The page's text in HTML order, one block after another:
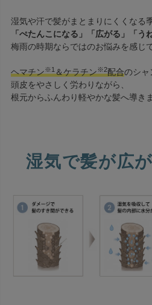
湿気や汗で髪がまとまりにくくなる季
「ぺたんこになる」「広がる」「う
梅雨の時期ならではのお悩みを感じ
ヘマチン※1＆ケラチン※2配合のシャ
頭皮をやさしく労わりながら、
根元からふんわり軽やかな髪へ導きま
湿気で髪が広